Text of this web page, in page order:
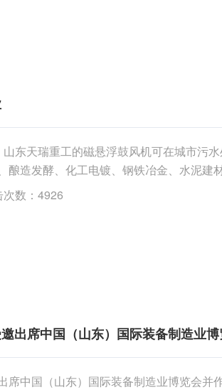
东天瑞重工的磁悬浮鼓风机可在城市污
酿造发酵、化工电镀、钢铁冶金、水泥建
气风机，可以满足从数千吨到数十万......
数：4926
出席中国（山东）国际装备制造业
席中国（山东）国际装备制造业博览会并